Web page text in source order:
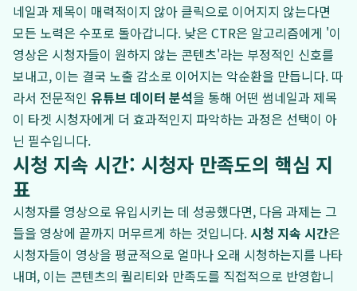
네일과 제목이 매력적이지 않아 클릭으로 이어지지 않는다면
모든 노력은 수포로 돌아갑니다. 낮은 CTR은 알고리즘에게 '이
영상은 시청자들이 원하지 않는 콘텐츠'라는 부정적인 신호를
보내고, 이는 결국 노출 감소로 이어지는 악순환을 만듭니다. 따
라서 전문적인 유튜브 데이터 분석을 통해 어떤 썸네일과 제목
이 타겟 시청자에게 더 효과적인지 파악하는 과정은 선택이 아
닌 필수입니다.
시청 지속 시간: 시청자 만족도의 핵심 지
표
시청자를 영상으로 유입시키는 데 성공했다면, 다음 과제는 그
들을 영상에 끝까지 머무르게 하는 것입니다.시청 지속 시간은
시청자들이 영상을 평균적으로 얼마나 오래 시청하는지를 나타
내며, 이는 콘텐츠의 퀄리티와 만족도를 직접적으로 반영합니